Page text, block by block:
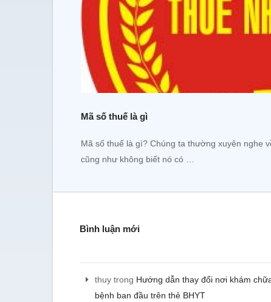
Mã số thuế là gì
Mã số thuế là gì? Chúng ta thường xuyên nghe
cũng như không biết nó có …
Bình luận mới
thuytrong Hướng dẫn thay đổi nơi khám
bệnh ban đầu trên thẻ BHYT